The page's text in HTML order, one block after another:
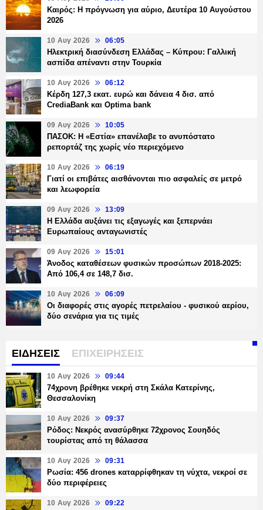
Καιρός: Η πρόγνωση για αύριο, Δευτέρα 10 Αυγούστου
2026
10 Αυγ 2026 06:05
Ηλεκτρική διασύνδεση Ελλάδας – Κύπρου: Γαλλική
ασπίδα απέναντι στην Τουρκία
10 Αυγ 2026 06:12
Κέρδη 127,3 εκατ. ευρώ και δάνεια 4 δισ. από
CrediaBank και Optima bank
09 Αυγ 2026 10:05
ΠΑΣΟΚ: Η «Εστία» επανέλαβε το ανυπόστατο
ρεπορτάζ της χωρίς νέο περιεχόμενο
10 Αυγ 2026 06:19
Γιατί οι επιβάτες αισθάνονται πιο ασφαλείς σε μετρό
και λεωφορεία
09 Αυγ 2026 13:09
Η Ελλάδα αυξάνει τις εξαγωγές και ξεπερνάει
Ευρωπαίους ανταγωνιστές
09 Αυγ 2026 15:01
Άνοδος καταθέσεων φυσικών προσώπων 2018-2025:
Από 106,4 σε 148,7 δισ.
10 Αυγ 2026 06:09
Οι διαφορές στις αγορές πετρελαίου - φυσικού αερίου,
δύο σενάρια για τις τιμές
ΕΙΔΗΣΕΙΣ ΕΠΙΧΕΙΡΗΣΕΙΣ
10 Αυγ 2026 09:44
74χρονη βρέθηκε νεκρή στη Σκάλα Κατερίνης,
Θεσσαλονίκη
10 Αυγ 2026 09:37
Ρόδος: Νεκρός ανασύρθηκε 72χρονος Σουηδός
τουρίστας από τη θάλασσα
10 Αυγ 2026 09:31
Ρωσία: 456 drones καταρρίφθηκαν τη νύχτα, νεκροί σε
δύο περιφέρειες
10 Αυγ 2026 09:22